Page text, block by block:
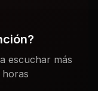
escuchar más
horas